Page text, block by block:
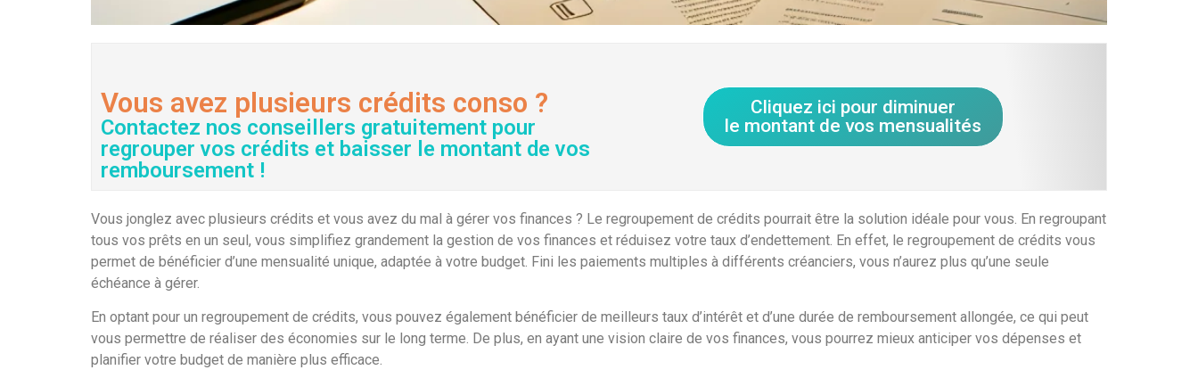
Vous avez plusieurs crédits conso ?
Contactez nos conseillers gratuitement pour
regrouper vos crédits et baisser le montant de vos
remboursement !
Cliquez ici pour diminuer
le montant de vos mensualités
Vous jonglez avec plusieurs crédits et vous avez du mal à gérer vos finances ? Le regroupement de crédits pourrait être la solution idéale pour vous. En regroupant
tous vos prêts en un seul, vous simplifiez grandement la gestion de vos finances et réduisez votre taux d’endettement. En effet, le regroupement de crédits vous
permet de bénéficier d’une mensualité unique, adaptée à votre budget. Fini les paiements multiples à différents créanciers, vous n’aurez plus qu’une seule
échéance à gérer.
En optant pour un regroupement de crédits, vous pouvez également bénéficier de meilleurs taux d’intérêt et d’une durée de remboursement allongée, ce qui peut
vous permettre de réaliser des économies sur le long terme. De plus, en ayant une vision claire de vos finances, vous pourrez mieux anticiper vos dépenses et
planifier votre budget de manière plus efficace.